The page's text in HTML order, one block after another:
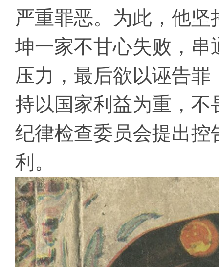
严重罪恶。为此，他
坤一家不甘心失败，
压力，最后欲以诬告
持以国家利益为重，
纪律检查委员会提出
利。